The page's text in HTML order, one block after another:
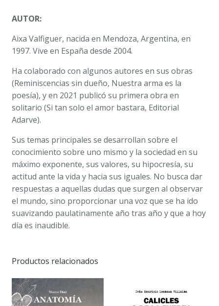
AUTOR:
Aixa Valfiguer, nacida en Mendoza, Argentina, en
1997. Vive en España desde 2004.
Ha colaborado con algunos autores en sus obras
(Reminiscencias sin dueño, Nuestra arma es la
poesía), y en 2021 publicó su primera obra en
solitario (Si tan solo el amor bastara, Editorial
Adarve).
Sus temas principales se desarrollan sobre el
conocimiento sobre uno mismo y la sociedad en su
máximo exponente, sus valores, su hipocresía, su
actitud ante la vida y hacia sus iguales. No busca dar
respuestas a aquellas dudas que surgen al observar
el mundo, sino proporcionar una voz que se ha ido
suavizando paulatinamente año tras año y que a hoy
día es inaudible.
Productos relacionados